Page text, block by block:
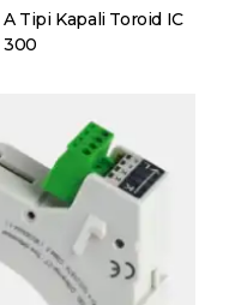
A Tipi Kapali Toroid IC
300